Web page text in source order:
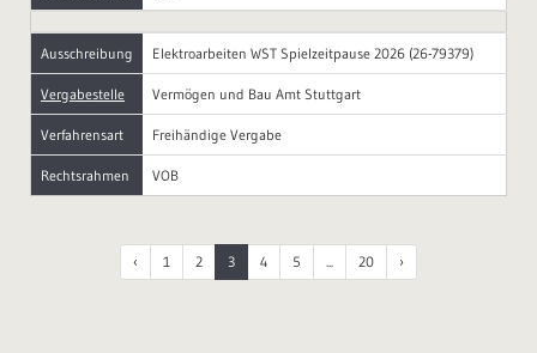
Ausschreibung Elektroarbeiten WST Spielzeitpause 2026 (26-79379)
Vergabestelle Vermögen und Bau Amt Stuttgart
Verfahrensart Freihändige Vergabe
Rechtsrahmen VOB
‹ 1 2 3 4 5 ... 20 ›